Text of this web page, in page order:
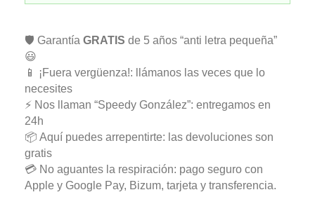
🛡️ Garantía GRATIS de 5 años “anti letra pequeña”
😃
📱 ¡Fuera vergüenza!: llámanos las veces que lo
necesites
⚡ Nos llaman “Speedy González”: entregamos en
24h
📦 Aquí puedes arrepentirte: las devoluciones son
gratis
💳 No aguantes la respiración: pago seguro con
Apple y Google Pay, Bizum, tarjeta y transferencia.